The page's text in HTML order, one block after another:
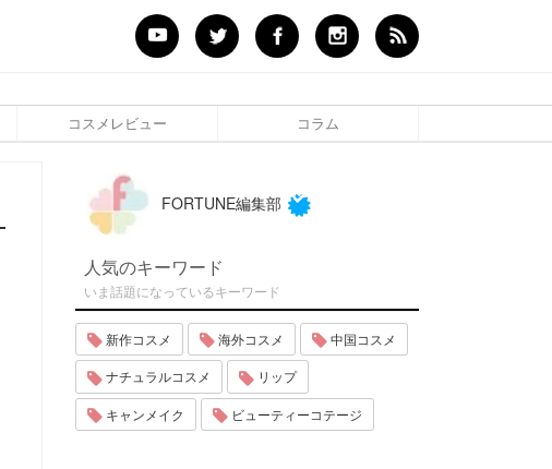
コスメレビュー コラム
FORTUNE編集部
人気のキーワード
いま話題になっているキーワード
新作コスメ 海外コスメ 中国コスメ
ナチュラルコスメ リップ
キャンメイク ビューティーコテージ